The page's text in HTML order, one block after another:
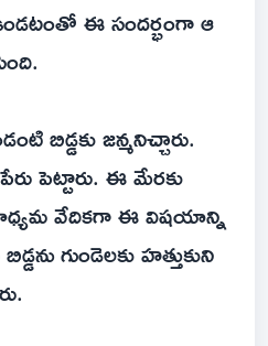
ఈ సందర్భంగా ఆ
బిడ్డకు జన్మనిచ్చారు.
పెట్టారు. ఈ మేరకు
వేదికగా ఈ విషయాన్ని
గుండెలకు హత్తుకుని